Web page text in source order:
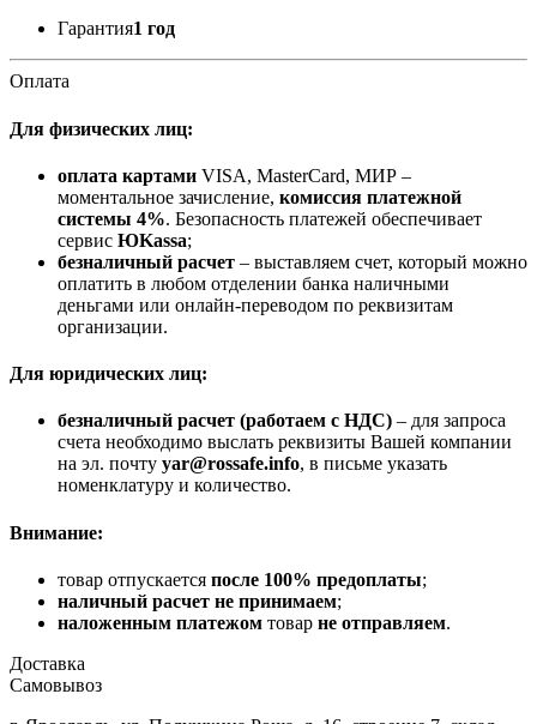
Гарантия1 год
Оплата
Для физических лиц:
оплата картами VISA, MasterCard, МИР –
моментальное зачисление, комиссия платежной
системы 4%. Безопасность платежей обеспечивает
сервис ЮKassa;
безналичный расчет – выставляем счет, который можно
оплатить в любом отделении банка наличными
деньгами или онлайн-переводом по реквизитам
организации.
Для юридических лиц:
безналичный расчет (работаем с НДС) – для запроса
счета необходимо выслать реквизиты Вашей компании
на эл. почту yar@rossafe.info, в письме указать
номенклатуру и количество.
Внимание:
товар отпускается после 100% предоплаты;
наличный расчет не принимаем;
наложенным платежом товар не отправляем.
Доставка
Самовывоз